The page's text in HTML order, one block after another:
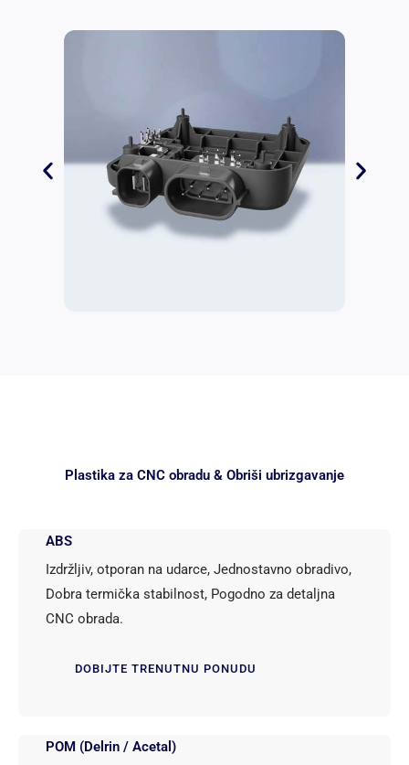
Plastika za CNC obradu & Obriši ubrizgavanje
ABS
Izdržljiv, otporan na udarce, Jednostavno obradivo,
Dobra termička stabilnost, Pogodno za detaljna
CNC obrada.
DOBIJTE TRENUTNU PONUDU
POM (Delrin / Acetal)